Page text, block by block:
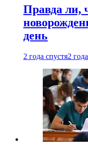
Правда ли,
день
2 года спустя2